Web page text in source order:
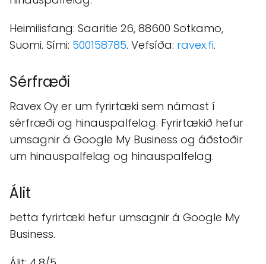
Heimilisfang: Saaritie 26, 88600 Sotkamo,
Suomi. Sími: 500158785. Vefsíða: ravex.fi.
Sérfræði
Ravex Oy er um fyrirtæki sem námast í
sérfræði og hinauspalfelag. Fyrirtækið hefur
umsagnir á Google My Business og áðstoðir
um hinauspalfelag og hinauspalfelag.
Álit
Þetta fyrirtæki hefur umsagnir á Google My
Business.